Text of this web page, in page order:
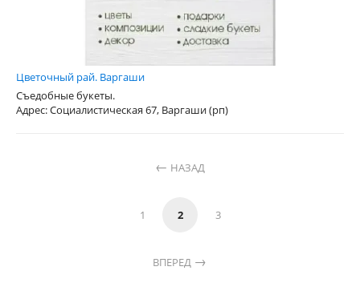
Цветочный рай. Варгаши
Съедобные букеты.
Адрес: Социалистическая 67, Варгаши (рп)
НАЗАД
1 2 3
ВПЕРЕД